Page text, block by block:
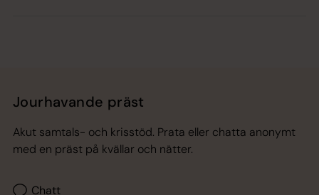
Jourhavande präst
Akut samtals- och krisstöd. Prata eller chatta anonymt
med en präst på kvällar och nätter.
Chatt